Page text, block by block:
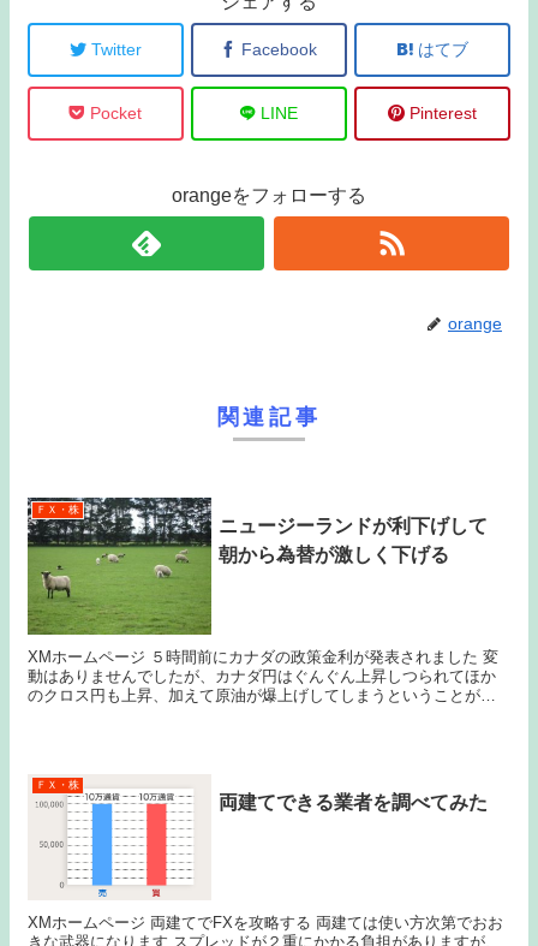
Twitter Facebook はてブ
Pocket LINE Pinterest
orangeをフォローする
orange
関連記事
ＦＸ・株
ニュージーランドが利下げして
朝から為替が激しく下げる
XMホームページ ５時間前にカナダの政策金利が発表されました 変
動はありませんでしたが、カナダ円はぐんぐん上昇しつられてほか
のクロス円も上昇、加えて原油が爆上げしてしまうということがつ
ＦＸ・株
両建てできる業者を調べてみた
XMホームページ 両建てでFXを攻略する 両建ては使い方次第でおお
きな武器になります スプレッドが２重にかかる負担がありますが、